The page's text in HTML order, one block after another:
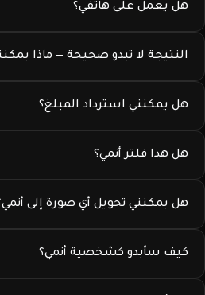
هل يعمل على هاتفي؟
النتيجة لا تبدو صحيحة — ماذا
هل يمكنني استرداد المبلغ؟
هل هذا فلتر أنمي؟
هل يمكنني تحويل أي صورة إلى
كيف سأبدو كشخصية أنمي؟